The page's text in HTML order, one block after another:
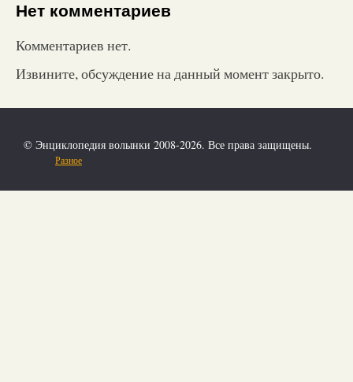
Нет комментариев
Комментариев нет.
Извините, обсуждение на данный момент закрыто.
© Энциклопедия волынки 2008-2026. Все права защищены.
Разное